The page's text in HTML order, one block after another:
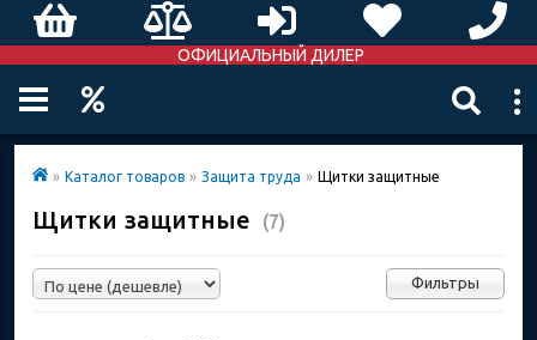
ОФИЦИАЛЬНЫЙ ДИЛЕР
» Каталог товаров » Защита труда » Щитки защитные
Щитки защитные (7)
Фильтры